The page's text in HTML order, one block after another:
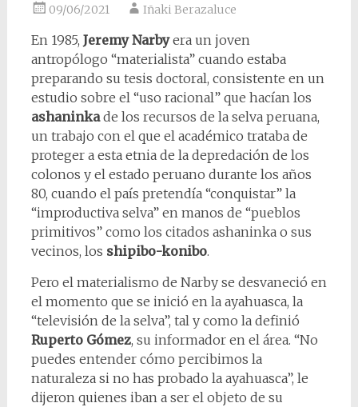
09/06/2021 Iñaki Berazaluce
En 1985, Jeremy Narbyera un joven
antropólogo “materialista” cuando estaba
preparando su tesis doctoral, consistente en un
estudio sobre el “uso racional” que hacían los
ashaninkade los recursos de la selva peruana,
un trabajo con el que el académico trataba de
proteger a esta etnia de la depredación de los
colonos y el estado peruano durante los años
80, cuando el país pretendía “conquistar” la
“improductiva selva” en manos de “pueblos
primitivos” como los citados ashaninka o sus
vecinos, los shipibo-konibo.
Pero el materialismo de Narby se desvaneció en
el momento que se inició en la ayahuasca, la
“televisión de la selva”, tal y como la definió
Ruperto Gómez, su informador en el área. “No
puedes entender cómo percibimos la
naturaleza si no has probado la ayahuasca”, le
dijeron quienes iban a ser el objeto de su